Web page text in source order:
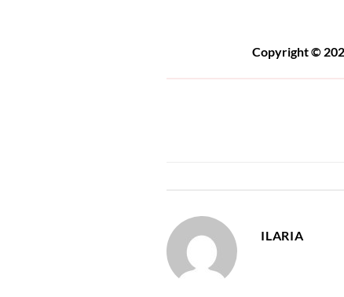
Copyright ©
ILARIA